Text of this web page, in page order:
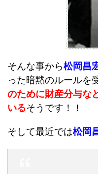
そんな事から松岡昌
った暗黙のルールを
のために財産分与な
いるそうです！！
そして最近では松岡